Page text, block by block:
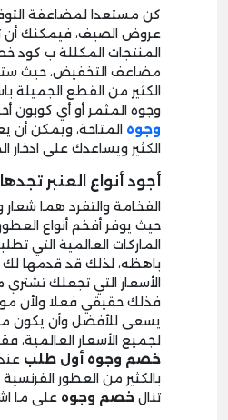
كن مستعدا لمضاعفة
عروض الصيف، فيمكنك أن
المنتجات المكللة ب كود
مضاعف التخفيض، حيث
الكثير من القطع الجميلة
وجوه المثمر أو أي كوبون
وجوه المتاحة، ويمكن أن
الكثير ويساعدك على ادخار
أجود أنواع العنبر
الفخامة والتفرد هما
حيث يوفر أفخم أنواع العطور
الماركات العالمية التي
باهظه، لذلك قد قدمها لك
الأسعار التي تجعلك تشتري
فذلك حقيقي فعلا ولأن
يسعى للأفضل وأن يكون
لجميع الأسعار العالمية،
خصم وجوه أول طلب
بالكثير من العطور
تنال خصم وجوه على ما